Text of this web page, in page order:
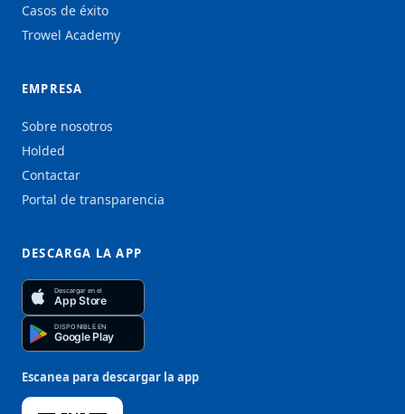
Casos de éxito
Trowel Academy
EMPRESA
Sobre nosotros
Holded
Contactar
Portal de transparencia
DESCARGA LA APP
Descargar en el
App Store
DISPONIBLE EN
Google Play
Escanea para descargar la app